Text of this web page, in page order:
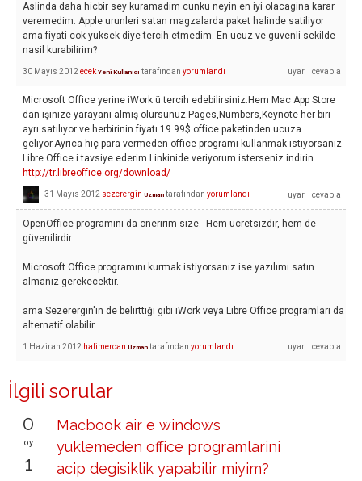
Aslinda daha hicbir sey kuramadim cunku neyin en iyi olacagina karar
veremedim. Apple urunleri satan magzalarda paket halinde satiliyor
ama fiyati cok yuksek diye tercih etmedim. En ucuz ve guvenli sekilde
nasil kurabilirim?
30 Mayıs 2012 ecek Yeni Kullanıcı tarafından yorumlandı
Microsoft Office yerine iWork ü tercih edebilirsiniz.Hem Mac App Store
dan işinize yarayanı almış olursunuz.Pages,Numbers,Keynote her biri
ayrı satılıyor ve herbirinin fiyatı 19.99$ office paketinden ucuza
geliyor.Ayrıca hiç para vermeden office programı kullanmak istiyorsanız
Libre Office i tavsiye ederim.Linkinide veriyorum isterseniz indirin.
http://tr.libreoffice.org/download/
31 Mayıs 2012 sezerergin Uzman tarafından yorumlandı
OpenOffice programını da öneririm size. Hem ücretsizdir, hem de
güvenilirdir.
Microsoft Office programını kurmak istiyorsanız ise yazılımı satın
almanız gerekecektir.
ama Sezerergin'in de belirttiği gibi iWork veya Libre Office programları da
alternatif olabilir.
1 Haziran 2012 halimercan Uzman tarafından yorumlandı
İlgili sorular
0
oy
1
Macbook air e windows
yuklemeden office programlarini
acip degisiklik yapabilir miyim?